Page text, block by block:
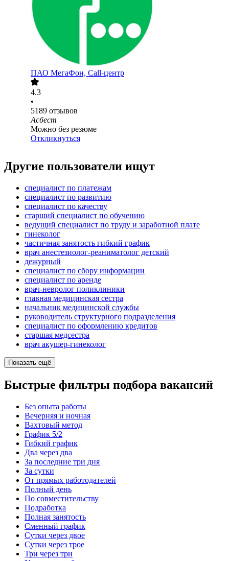
ПАО МегаФон, Call-центр
4.3
•
5189 отзывов
Асбест
Можно без резюме
Откликнуться
Другие пользователи ищут
специалист по платежам
специалист по развитию
специалист по качеству
старший специалист по обучению
ведущий специалист по труду и заработной плате
гинеколог
частичная занятость гибкий график
врач анестезиолог-реаниматолог детский
дежурный
специалист по сбору информации
специалист по аренде
врач-невролог поликлиники
главная медицинская сестра
начальник медицинской службы
руководитель структурного подразделения
специалист по оформлению кредитов
старшая медсестра
врач акушер-гинеколог
Показать ещё
Быстрые фильтры подбора вакансий
Без опыта работы
Вечерняя и ночная
Вахтовый метод
График 5/2
Гибкий график
Два через два
За последние три дня
За сутки
От прямых работодателей
Полный день
По совместительству
Подработка
Полная занятость
Сменный график
Сутки через двое
Сутки через трое
Три через три